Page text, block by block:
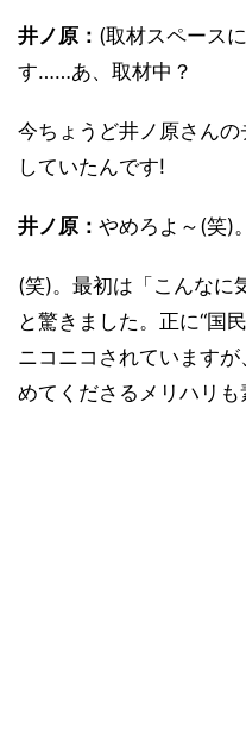
井ノ原： (取材スペース
す……あ、取材中？
今ちょうど井ノ原さん
していたんです!
井ノ原： やめろよ～(笑)
(笑)。最初は「こんなに
と驚きました。正に“国
ニコニコされています
めてくださるメリハリも